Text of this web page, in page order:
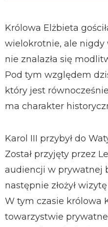
Królowa Elżbieta
wielokrotnie, ale
nie znalazła się
Pod tym względem
który jest
ma charakter
Karol III przybył do
Został przyjęty przez
audiencji w prywatnej
następnie złożył
W tym czasie królowa
towarzystwie